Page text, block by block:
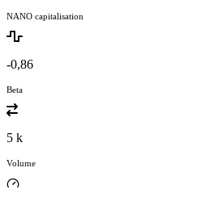
NANO capitalisation
-0,86
Beta
5 k
Volume